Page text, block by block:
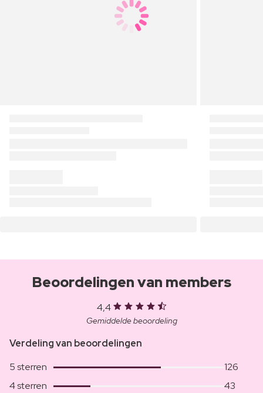
Beoordelingen van members
4,4
Gemiddelde beoordeling
Verdeling van beoordelingen
5 sterren
126
4 sterren
43